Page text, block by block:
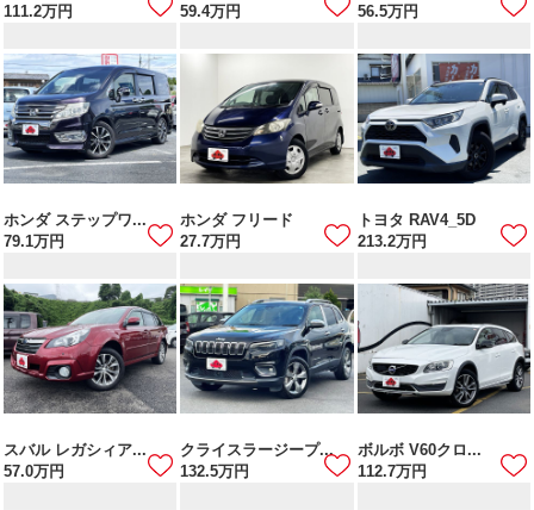
111.2万円
59.4万円
56.5万円
ホンダ ステップワ...
79.1万円
ホンダ フリード
27.7万円
トヨタ RAV4_5D
213.2万円
スバル レガシィア...
57.0万円
クライスラージープ...
132.5万円
ボルボ V60クロ...
112.7万円